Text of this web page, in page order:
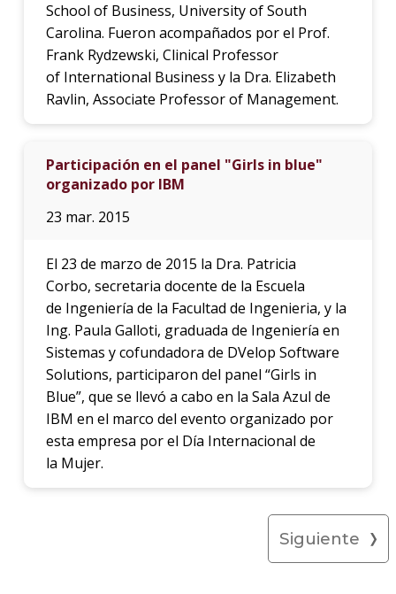
School of Business, University of South
Carolina. Fueron acompañados por el Prof.
Frank Rydzewski, Clinical Professor
of International Business y la Dra. Elizabeth
Ravlin, Associate Professor of Management.
Participación en el panel "Girls in blue"
organizado por IBM
23 mar. 2015
El 23 de marzo de 2015 la Dra. Patricia
Corbo, secretaria docente de la Escuela
de Ingeniería de la Facultad de Ingenieria, y la
Ing. Paula Galloti, graduada de Ingeniería en
Sistemas y cofundadora de DVelop Software
Solutions, participaron del panel “Girls in
Blue”, que se llevó a cabo en la Sala Azul de
IBM en el marco del evento organizado por
esta empresa por el Día Internacional de
la Mujer.
Siguiente